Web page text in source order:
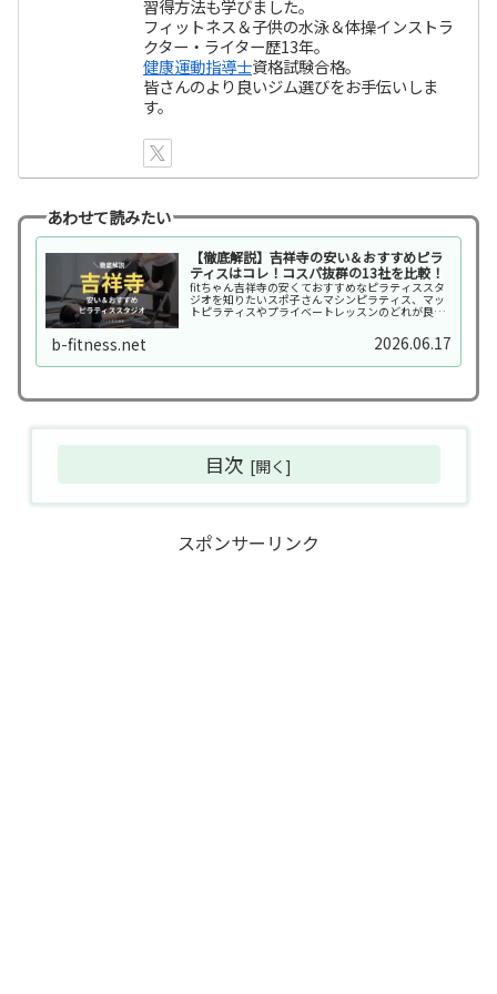
習得方法も学びました。
フィットネス＆子供の水泳＆体操インストラ
クター・ライター歴13年。
健康運動指導士資格試験合格。
皆さんのより良いジム選びをお手伝いしま
す。
あわせて読みたい
【徹底解説】吉祥寺の安い＆おすすめピラ
ティスはコレ！コスパ抜群の13社を比較！
fitちゃん吉祥寺の安くておすすめなピラティススタ
ジオを知りたいスポ子さんマシンピラティス、マッ
トピラティスやプライベートレッスンのどれが良い
に応えます。mana吉祥寺はピラティススタジオの
b-fitness.net 2026.06.17
目次
スポンサーリンク